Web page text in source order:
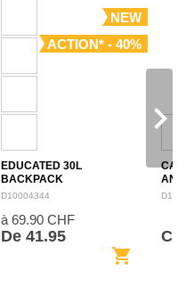
NEW
ACTION* - 40%
EDUCATED 30L
BACKPACK
D10004344
à 69.90 CHF
De 41.95
shopping_cart
navigate_next